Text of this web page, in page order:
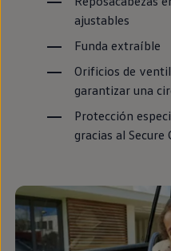
ajustables
Funda extraíble
Orificios de
garantizar una
Protección
gracias al Secure